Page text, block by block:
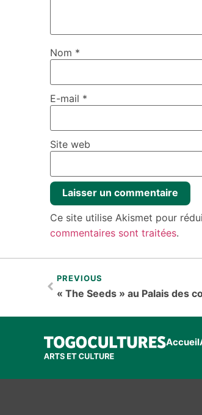
Nom *
E-mail *
Site web
Ce site utilise Akismet pour
commentaires sont traitées.
PREVIOUS
« The Seeds » au Palais des
Accueil